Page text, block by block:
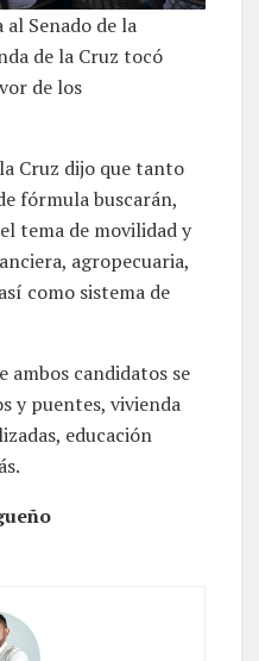
Senado de la
de la Cruz tocó
de los
Cruz dijo que tanto
fórmula buscarán,
tema de movilidad y
agropecuaria,
como sistema de
ambos candidatos se
y puentes, vivienda
educación